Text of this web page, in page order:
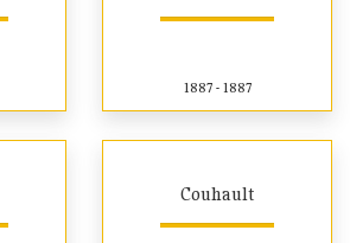
1887 - 1887
Couhault